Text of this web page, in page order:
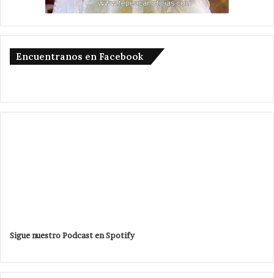
Encuentranos en Facebook
Sigue nuestro Podcast en Spotify